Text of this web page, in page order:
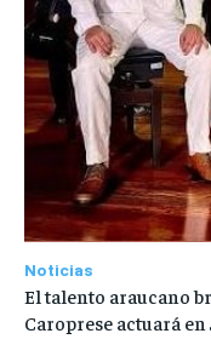
Noticias
El talento araucano
Caroprese actuará